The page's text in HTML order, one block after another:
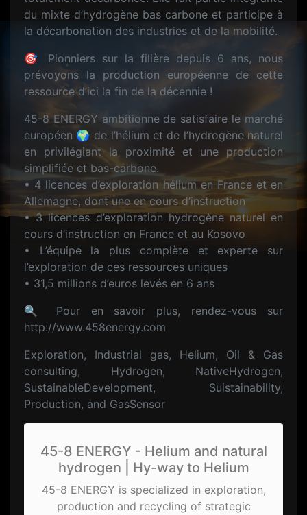
du mixte d’hydrogène bas carbone et participe à
la décarbonation des industries et de la mobilité.
🎯 Pionniers sur la filière depuis 6 ans, nous
prévoyons la production européenne de cette
ressource d’ici la fin de la décennie !
45-8 ENERGY ambitionne de satisfaire le marché
européen 🌍 de l’hélium et de l’hydrogène naturel
en privilégiant la proximité et une production
simplifiée et bas-carbone.
• 4 licences d’exploration hélium en France et en
Allemagne, dont une en cours d’instruction
• 3 licences d’exploration hydrogène naturel en
cours d’instruction en France et au Kosovo
• L’équipe la plus complète et experte sur
l’exploration de ces ressources uniques
• 31,5 millions d’euros levés en 6 ans
🔍 Pour en savoir plus, rendez-vous sur
http://www.458energy.com
Exploration, Industrial gas, Helium, Oil & Gas
consulting, Hydrogen, NativeHydrogen,
SustainableDevelopment, Suistainability,
Production, and GasSensor
45-8 ENERGY - Helium and natural
hydrogen | Hy-way to Helium
45-8 ENERGY is specialized in exploration,
production and recycling of strategic